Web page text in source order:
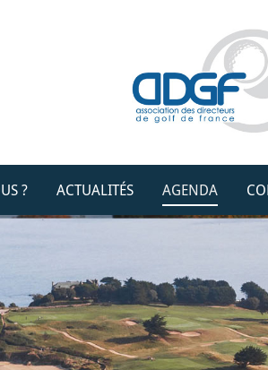
? ACTUALITÉS AGENDA